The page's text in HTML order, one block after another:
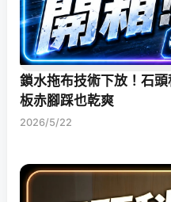
鎖水拖布技術下放！石
板赤腳踩也乾爽
2026/5/22